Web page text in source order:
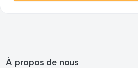
À propos de nous